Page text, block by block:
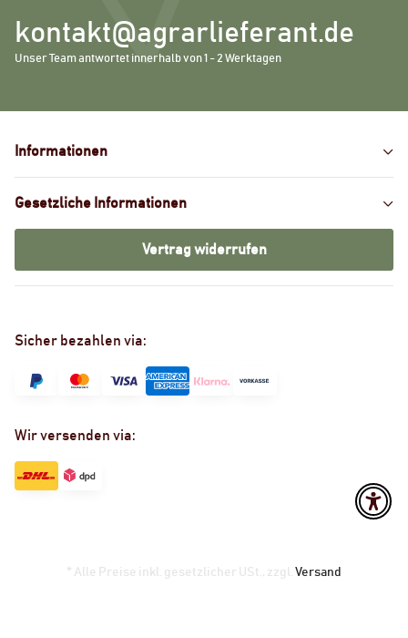
kontakt@agrarlieferant.de
Unser Team antwortet innerhalb von 1 - 2 Werktagen
Informationen
Gesetzliche Informationen
Vertrag widerrufen
Sicher bezahlen via:
Wir versenden via:
* Alle Preise inkl. gesetzlicher USt., zzgl. Versand